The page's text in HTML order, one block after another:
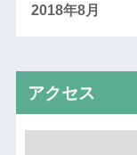
2018年8月
アクセス